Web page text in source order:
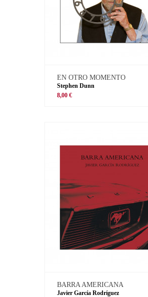
EN OTRO MOMENTO
Stephen Dunn
8,00 €
BARRA AMERICANA
Javier García Rodríguez